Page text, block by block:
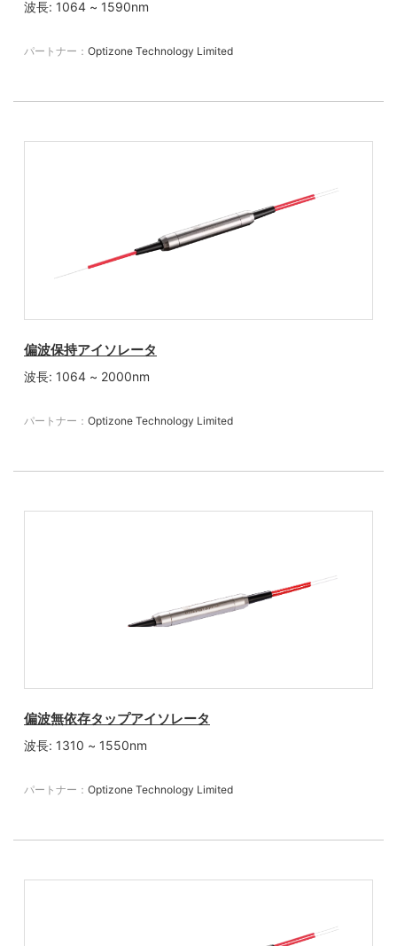
波長: 1064 ~ 1590nm
パートナー： Optizone Technology Limited
偏波保持アイソレータ
波長: 1064 ~ 2000nm
パートナー： Optizone Technology Limited
偏波無依存タップアイソレータ
波長: 1310 ~ 1550nm
パートナー： Optizone Technology Limited